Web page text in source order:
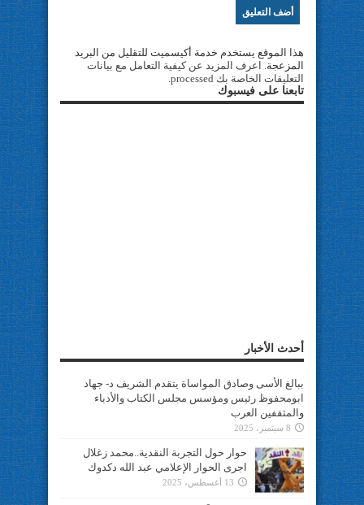
هذا الموقع يستخدم خدمة أكيسميت للتقليل من البريد
المزعجة. اعرف المزيد عن كيفية التعامل مع بيانات
التعليقات الخاصة بك processed
.
تابعنا على فيسبوك
أحدث الأخبار
ببالغ الأسى وصادق المواساة يتقدم الشريف د- جهاد
ابومحفوظ رئيس ومؤسس مجلس الكتاب والأدباء
والمثقفين العرب
8 سبتمبر، 2025
حوار حول التجربة النقدية..محمد زغلال
اجرى الحوار الإعلامي عبد الله دكدوك
13 أغسطس، 2025